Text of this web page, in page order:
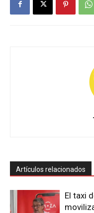
Artículos relacionados
El taxi